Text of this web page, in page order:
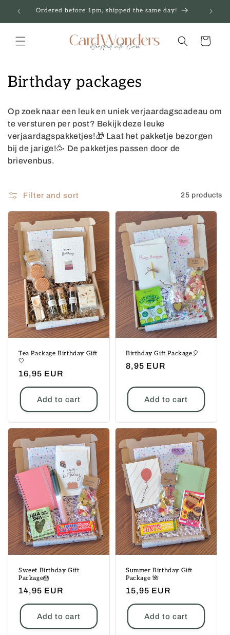
Skip to
content
Ordered before 1pm, shipped the same day!
Cart
C
l
l
e
t
i
o
n
:
Birthday packages
Op zoek naar een leuk en uniek verjaardagscadeau om
te versturen per post? Bekijk deze leuke
verjaardagspakketjes!🎁 Laat het pakketje bezorgen
bij de jarige!🥳 De pakketjes passen door de
brievenbus.
Filter and sort 25 products
Tea Package Birthday Gift
🤍
Regular
price
16,95 EUR
Add to cart
Birthday Gift Package🎈
Regular
8,95 EUR
Add to cart
Sweet Birthday Gift
Package🎂
Regular
price
14,95 EUR
Add to cart
Summer Birthday Gift
Package 🌺
Regular
price
15,95 EUR
Add to cart